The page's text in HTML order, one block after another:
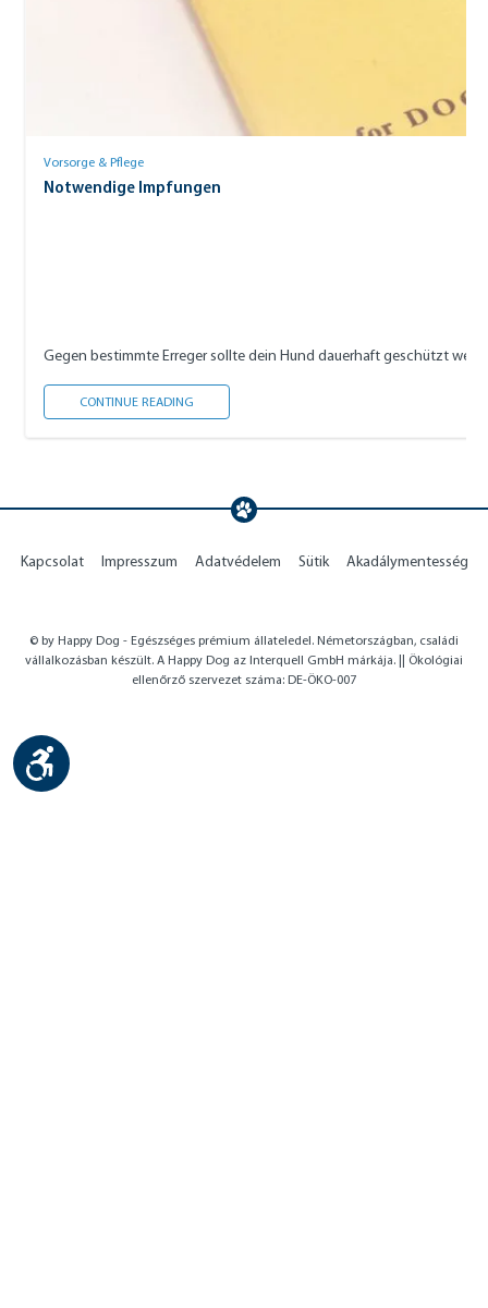
Vorsorge & Pflege
Notwendige Impfungen
Gegen bestimmte Erreger sollte dein Hund dauerhaft geschützt
CONTINUE READING
Kapcsolat Impresszum Adatvédelem Sütik Akadálymentesség
© by Happy Dog - Egészséges prémium állateledel. Németországban, családi
vállalkozásban készült. A Happy Dog az Interquell GmbH márkája. || Ökológiai
ellenőrző szervezet száma: DE-ÖKO-007
Show toolbar